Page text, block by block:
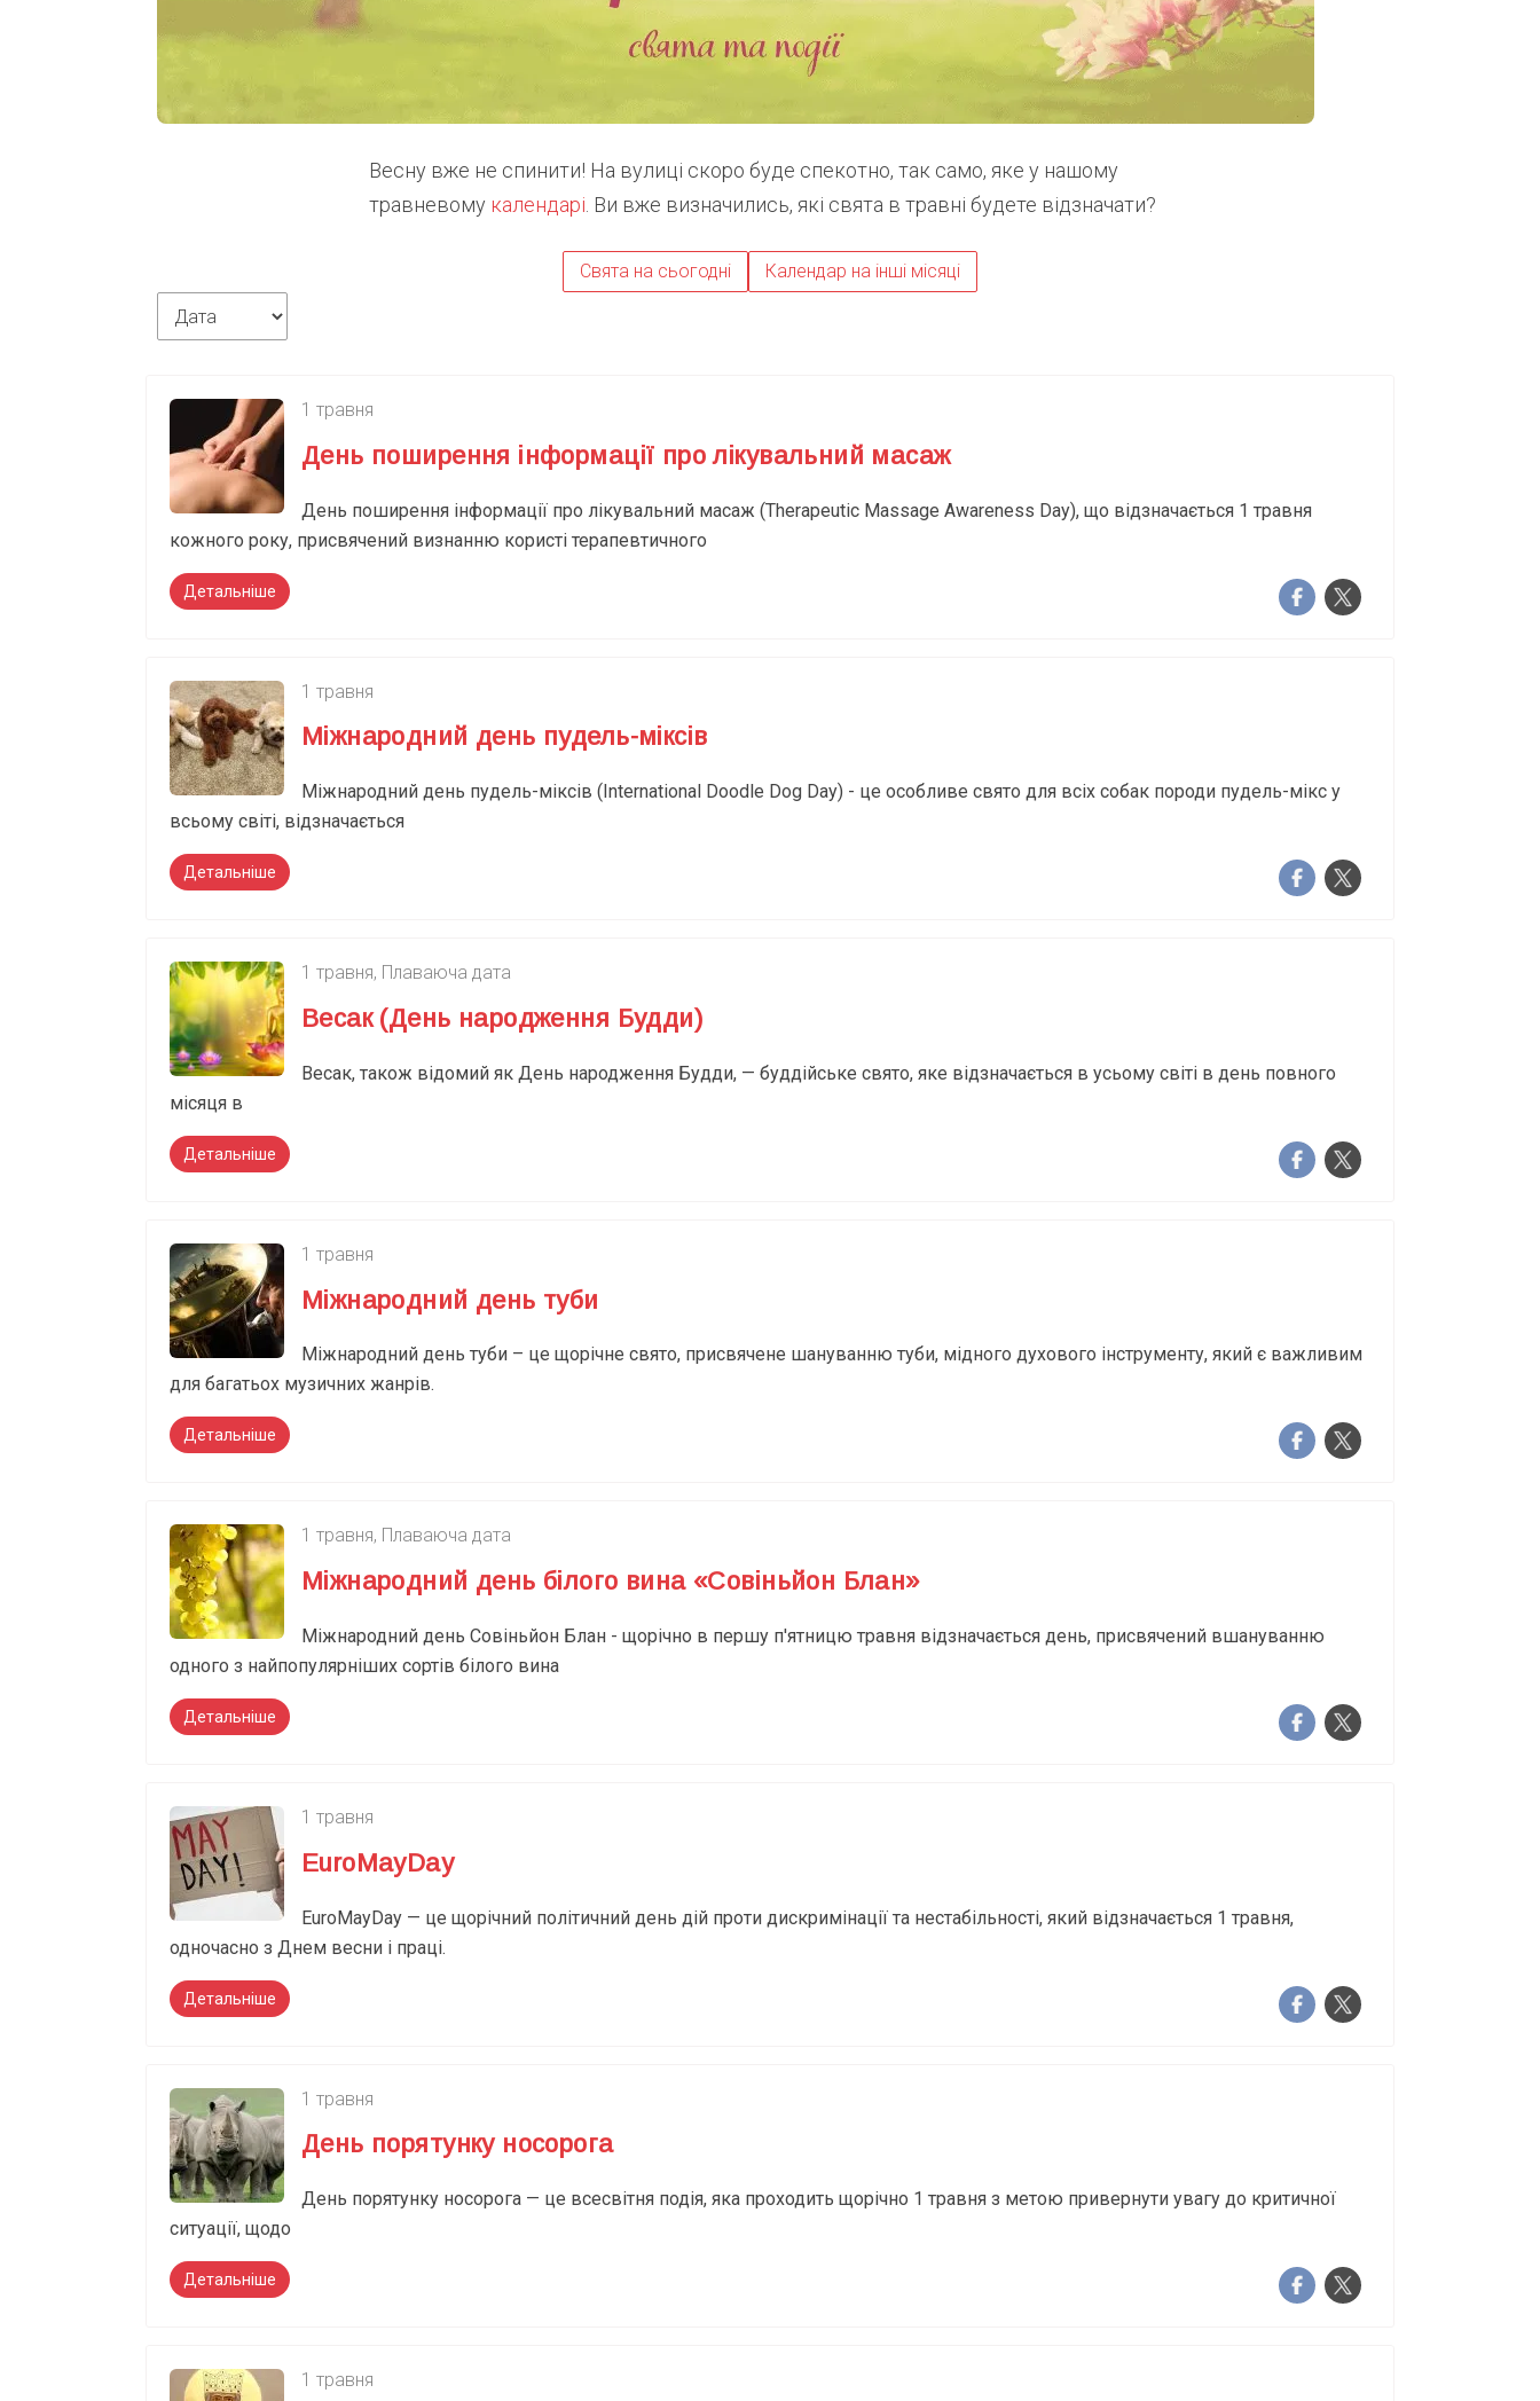
Весну вже не спинити! На вулиці скоро буде спекотно, так само, яке у нашому
травневому календарі . Ви вже визначились, які свята в травні будете відзначати?
Свята на сьогодні Календар на інші місяці
1 травня
День поширення інформації про лікувальний масаж
День поширення інформації про лікувальний масаж (Therapeutic Massage Awareness Day), що відзначається 1 травня
кожного року, присвячений визнанню користі терапевтичного
Детальніше
1 травня
Міжнародний день пудель-міксів
Міжнародний день пудель-міксів (International Doodle Dog Day) - це особливе свято для всіх собак породи пудель-мікс у
всьому світі, відзначається
Детальніше
1 травня, Плаваюча дата
Весак (День народження Будди)
Весак, також відомий як День народження Будди, — буддійське свято, яке відзначається в усьому світі в день повного
місяця в
Детальніше
1 травня
Міжнародний день туби
Міжнародний день туби – це щорічне свято, присвячене шануванню туби, мідного духового інструменту, який є важливим
для багатьох музичних жанрів.
Детальніше
1 травня, Плаваюча дата
Міжнародний день білого вина «Совіньйон Блан»
Міжнародний день Совіньйон Блан - щорічно в першу п'ятницю травня відзначається день, присвячений вшануванню
одного з найпопулярніших сортів білого вина
Детальніше
1 травня
EuroMayDay
EuroMayDay — це щорічний політичний день дій проти дискримінації та нестабільності, який відзначається 1 травня,
одночасно з Днем весни і праці.
Детальніше
1 травня
День порятунку носорога
День порятунку носорога — це всесвітня подія, яка проходить щорічно 1 травня з метою привернути увагу до критичної
ситуації, щодо
Детальніше
1 травня